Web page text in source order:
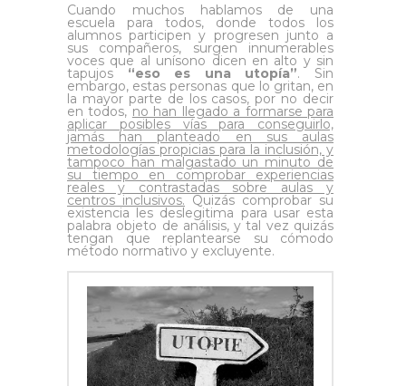
Cuando muchos hablamos de una
escuela para todos, donde todos los
alumnos participen y progresen junto a
sus compañeros, surgen innumerables
voces que al unísono dicen en alto y sin
tapujos“eso es una utopía”. Sin
embargo, estas personas que lo gritan, en
la mayor parte de los casos, por no decir
en todos,no han llegado a formarse para
aplicar posibles vías para conseguirlo,
jamás han planteado en sus aulas
metodologías propicias para la inclusión, y
tampoco han malgastado un minuto de
su tiempo en comprobar experiencias
reales y contrastadas sobre aulas y
centros inclusivos. Quizás comprobar su
existencia les deslegitima para usar esta
palabra objeto de análisis, y tal vez quizás
tengan que replantearse su cómodo
método normativo y excluyente.